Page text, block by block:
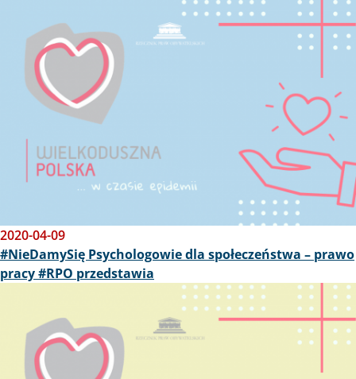
2020-04-09
#NieDamySię Psychologowie dla społeczeństwa – prawo
pracy #RPO przedstawia